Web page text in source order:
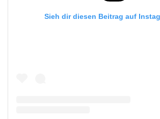
Sieh dir diesen Beitrag auf